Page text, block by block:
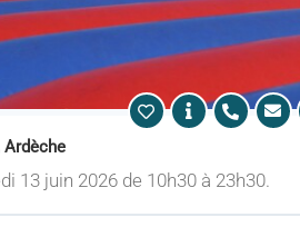
Ardèche
13 juin 2026 de 10h30 à 23h30.